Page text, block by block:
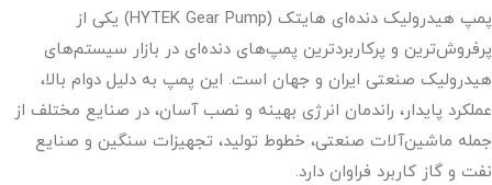
پمپ هیدرولیک دنده‌ای هایتک (HYTEK Gear Pump) یکی از
پرفروش‌ترین و پرکاربردترین پمپ‌های دنده‌ای در بازار سیستم‌های
هیدرولیک صنعتی ایران و جهان است. این پمپ به دلیل دوام بالا،
عملکرد پایدار، راندمان انرژی بهینه و نصب آسان، در صنایع مختلف از
جمله ماشین‌آلات صنعتی، خطوط تولید، تجهیزات سنگین و صنایع
نفت و گاز کاربرد فراوان دارد.